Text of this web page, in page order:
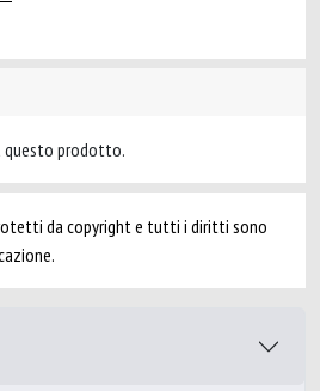
questo prodotto.
da copyright e tutti i diritti sono